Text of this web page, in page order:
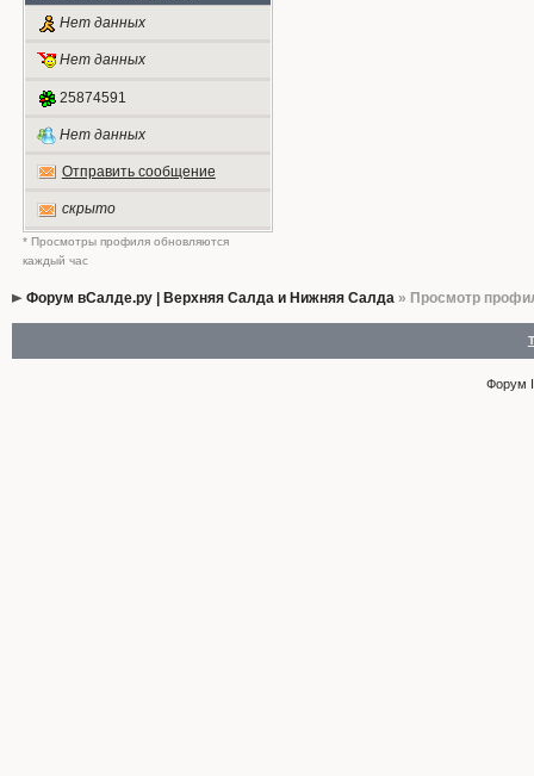
Нет данных
Нет данных
25874591
Нет данных
Отправить сообщение
скрыто
* Просмотры профиля обновляются
каждый час
Форум вСалде.ру | Верхняя Салда и Нижняя Салда» Просмотр
Форум